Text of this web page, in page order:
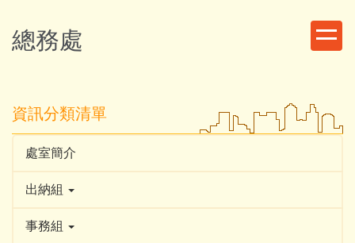
到
主
容
區
總務處
資訊分類清單
處室簡介
出納組
事務組